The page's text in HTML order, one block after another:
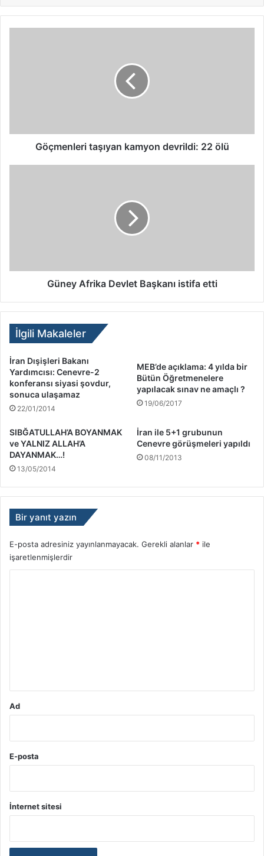
Göçmenleri taşıyan kamyon devrildi: 22 ölü
Güney Afrika Devlet Başkanı istifa etti
İlgili Makaleler
İran Dışişleri Bakanı
Yardımcısı: Cenevre-2
konferansı siyasi şovdur,
sonuca ulaşamaz
22/01/2014
MEB’de açıklama: 4 yılda bir
Bütün Öğretmenelere
yapılacak sınav ne amaçlı ?
19/06/2017
SIBĞATULLAH’A BOYANMAK
ve YALNIZ ALLAH’A
DAYANMAK…!
13/05/2014
İran ile 5+1 grubunun
Cenevre görüşmeleri yapıldı
08/11/2013
Bir yanıt yazın
E-posta adresiniz yayınlanmayacak. Gerekli alanlar * ile
işaretlenmişlerdir
Ad
E-posta
İnternet sitesi